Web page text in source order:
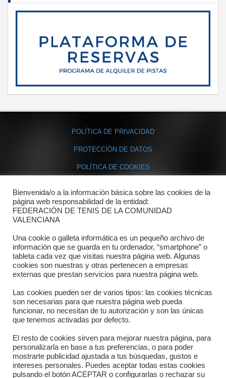
POLÍTICA DE PRIVACIDAD
PROTECCIÓN DE DATOS
POLÍTICA DE COOKIES
Contacto
Dónde estamos
Directorio departamentos
Horario
Formulario de contacto
Bienvenida/o a la información básica sobre las cookies de la
página web responsabilidad de la entidad:
FEDERACIÓN DE TENIS DE LA COMUNIDAD
VALENCIANA
Una cookie o galleta informática es un pequeño archivo de
información que se guarda en tu ordenador, “smartphone” o
tableta cada vez que visitas nuestra página web. Algunas
cookies son nuestras y otras pertenecen a empresas
externas que prestan servicios para nuestra página web.
Las cookies pueden ser de varios tipos: las cookies técnicas
son necesarias para que nuestra página web pueda
funcionar, no necesitan de tu autorización y son las únicas
que tenemos activadas por defecto.
El resto de cookies sirven para mejorar nuestra página, para
personalizarla en base a tus preferencias, o para poder
mostrarte publicidad ajustada a tus búsquedas, gustos e
intereses personales. Puedes aceptar todas estas cookies
pulsando el botón ACEPTAR o configurarlas o rechazar su